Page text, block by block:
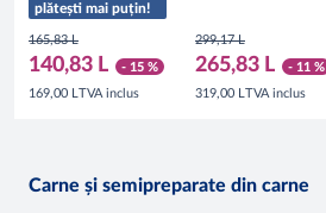
plătești mai puțin!
165,83 L
140,83 L - 15 %
169,00 LTVA inclus
299,17 L
265,83 L - 11 %
319,00 LTVA inclus
Carne și semipreparate din carne